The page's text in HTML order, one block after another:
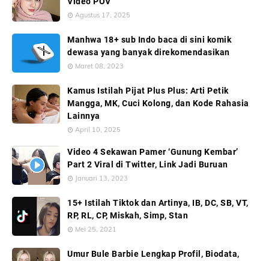
Agustus 17, 2025
Manhwa 18+ sub Indo baca di sini komik
dewasa yang banyak direkomendasikan
Maret 08, 2023
Kamus Istilah Pijat Plus Plus: Arti Petik
Mangga, MK, Cuci Kolong, dan Kode Rahasia
Lainnya
April 10, 2025
Video 4 Sekawan Pamer ‘Gunung Kembar’
Part 2 Viral di Twitter, Link Jadi Buruan
Januari 13, 2023
15+ Istilah Tiktok dan Artinya, IB, DC, SB, VT,
RP, RL, CP, Miskah, Simp, Stan
Mei 25, 2021
Umur Bule Barbie Lengkap Profil, Biodata,